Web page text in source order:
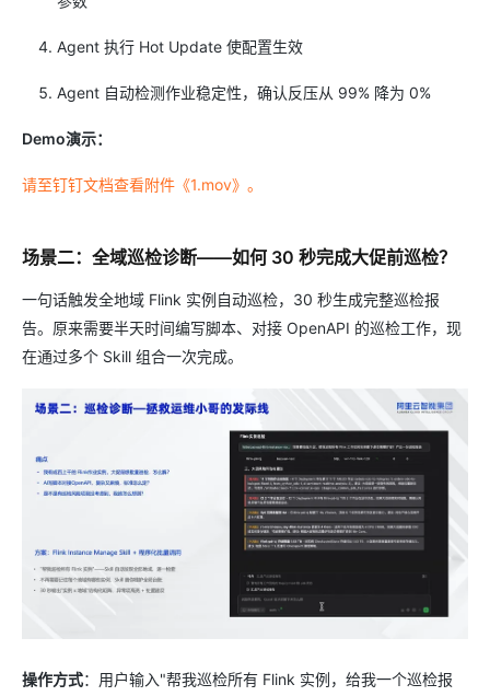
Agent 执行 Hot Update 使配置生效
Agent 自动检测作业稳定性，确认反压从 99% 降为 0%
Demo演示：
请至钉钉文档查看附件《1.mov》。
场景二：全域巡检诊断——如何 30 秒完成大促前巡检？
一句话触发全地域 Flink 实例自动巡检，30 秒生成完整巡检报
告。原来需要半天时间编写脚本、对接 OpenAPI 的巡检工作，现
在通过多个 Skill 组合一次完成。
操作方式：用户输入"帮我巡检所有 Flink 实例，给我一个巡检报